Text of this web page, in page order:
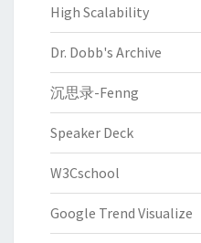
High Scalability
Dr. Dobb's Archive
沉思录-Fenng
Speaker Deck
W3Cschool
Google Trend Visualize